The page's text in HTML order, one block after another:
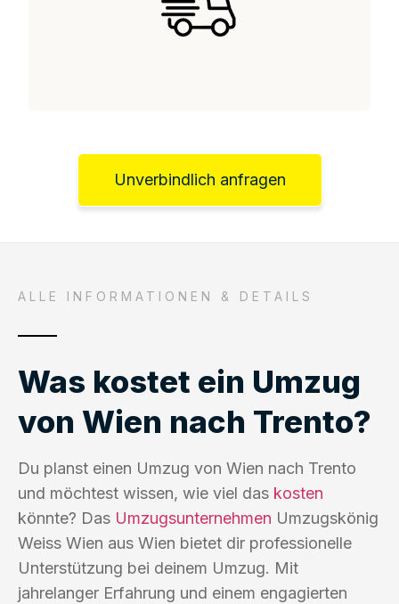
Unverbindlich anfragen
ALLE INFORMATIONEN & DETAILS
Was kostet ein Umzug
von Wien nach Trento?
Du planst einen Umzug von Wien nach Trento
und möchtest wissen, wie viel das kosten
könnte? Das Umzugsunternehmen Umzugskönig
Weiss Wien aus Wien bietet dir professionelle
Unterstützung bei deinem Umzug. Mit
jahrelanger Erfahrung und einem engagierten